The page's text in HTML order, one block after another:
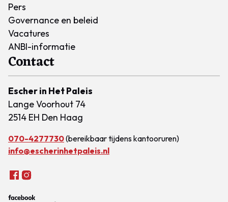
Pers
Governance en beleid
Vacatures
ANBI-informatie
Contact
Escher in Het Paleis
Lange Voorhout 74
2514 EH Den Haag
070-4277730(bereikbaar tijdens kantooruren)
info@escherinhetpaleis.nl